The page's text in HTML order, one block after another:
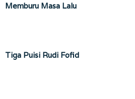
Memburu Masa Lalu
Tiga Puisi Rudi Fofid